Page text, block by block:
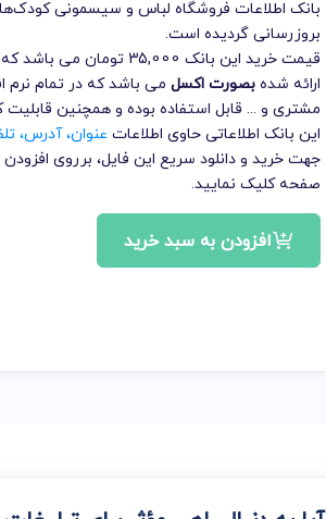
بانک اطلاعات فروشگاه لباس و سیسمونی
بروزرسانی گردیده است.
قیمت خرید این بانک
ارائه شدهبصورت اکسل می باشد که در تمام نرم
مشتری و ... قابل استفاده بوده و همچنین
این بانک اطلاعاتی حاوی اطلاعاتعنوان، آدرس،
جهت خرید و دانلود سریع این فایل، برروی
صفحه کلیک نمایید.
افزودن به سبد خرید